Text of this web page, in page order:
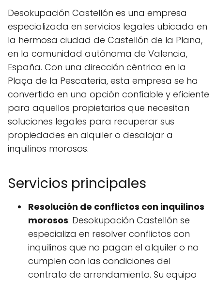
Desokupación Castellón es una empresa
especializada en servicios legales ubicada en
la hermosa ciudad de Castellón de la Plana,
en la comunidad autónoma de Valencia,
España. Con una dirección céntrica en la
Plaça de la Pescateria, esta empresa se ha
convertido en una opción confiable y eficiente
para aquellos propietarios que necesitan
soluciones legales para recuperar sus
propiedades en alquiler o desalojar a
inquilinos morosos.
Servicios principales
Resolución de conflictos con inquilinos
morosos: Desokupación Castellón se
especializa en resolver conflictos con
inquilinos que no pagan el alquiler o no
cumplen con las condiciones del
contrato de arrendamiento. Su equipo